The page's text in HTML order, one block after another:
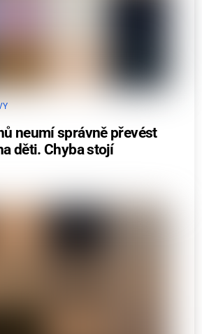
neumí správně převést
děti. Chyba stojí